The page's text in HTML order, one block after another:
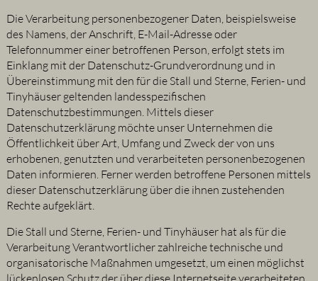
Die Verarbeitung personenbezogener Daten, beispielsweise
des Namens, der Anschrift, E-Mail-Adresse oder
Telefonnummer einer betroffenen Person, erfolgt stets im
Einklang mit der Datenschutz-Grundverordnung und in
Übereinstimmung mit den für die Stall und Sterne, Ferien- und
Tinyhäuser geltenden landesspezifischen
Datenschutzbestimmungen. Mittels dieser
Datenschutzerklärung möchte unser Unternehmen die
Öffentlichkeit über Art, Umfang und Zweck der von uns
erhobenen, genutzten und verarbeiteten personenbezogenen
Daten informieren. Ferner werden betroffene Personen mittels
dieser Datenschutzerklärung über die ihnen zustehenden
Rechte aufgeklärt.
Die Stall und Sterne, Ferien- und Tinyhäuser hat als für die
Verarbeitung Verantwortlicher zahlreiche technische und
organisatorische Maßnahmen umgesetzt, um einen möglichst
lückenlosen Schutz der über diese Internetseite verarbeiteten